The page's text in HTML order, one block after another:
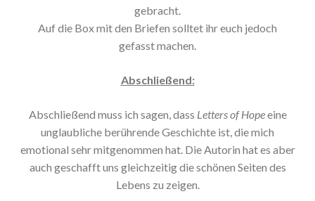
gebracht.
Auf die Box mit den Briefen solltet ihr euch jedoch
gefasst machen.
Abschließend:
Abschließend muss ich sagen, dass Letters of Hopeeine
unglaubliche berührende Geschichte ist, die mich
emotional sehr mitgenommen hat. Die Autorin hat es aber
auch geschafft uns gleichzeitig die schönen Seiten des
Lebens zu zeigen.